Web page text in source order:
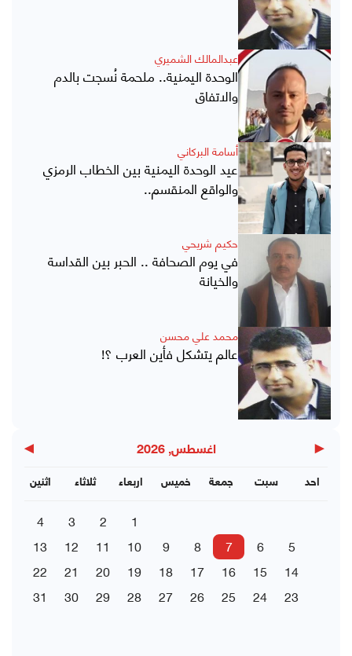
عبدالمالك الشميري
الوحدة اليمنية.. ملحمة نُسجت بالدم
والاتفاق
أسامة البركاني
عيد الوحدة اليمنية بين الخطاب الرمزي
والواقع المنقسم..
حكيم شريحي
في يوم الصحافة .. الحبر بين القداسة
والخيانة
محمد علي محسن
عالم يتشكل فأين العرب ؟!
◀ اغسطس, 2026 ▶
اثنين ثلاثاء اربعاء خميس جمعة سبت احد
1
2
3
4
5
6
7
8
9
10
11
12
13
14
15
16
17
18
19
20
21
22
23
24
25
26
27
28
29
30
31